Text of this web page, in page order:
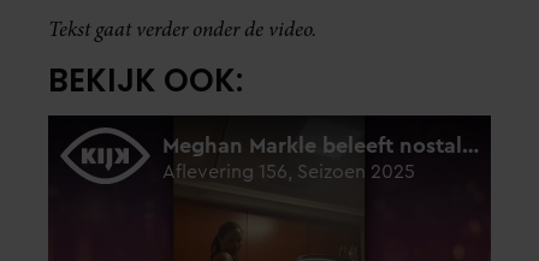
Tekst gaat verder onder de video.
BEKIJK OOK: